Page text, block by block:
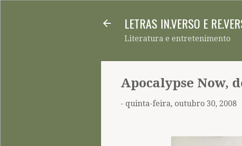
LETRAS IN.VERSO E
Literatura e entretenimento
Apocalypse Now,
- quinta-feira, outubro 30, 2008